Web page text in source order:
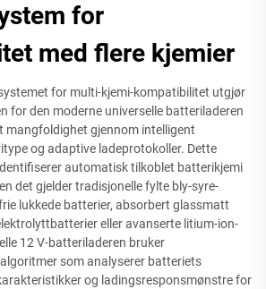
for
med flere kjemier
for multi-kjemi-kompatibilitet utgjør
for den moderne universelle batteriladeren
mangfoldighet gjennom intelligent
og adaptive ladeprotokoller. Dette
automatisk tilkoblet batterikjemi
det gjelder tradisjonelle fylte bly-syre-
lukkede batterier, absorbert glassmatt
eller avanserte litium-ion-
12 V-batteriladeren bruker
som analyserer batteriets
og ladingsresponsmønstre for